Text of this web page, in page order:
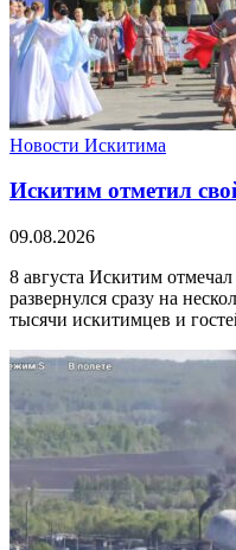
Новости Искитима
Искитим отметил
09.08.2026
8 августа Искитим
развернулся сразу на
тысячи искитимцев и